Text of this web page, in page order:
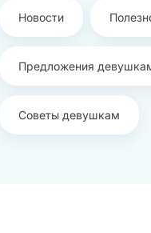
Новости
Предложения
Советы девушкам